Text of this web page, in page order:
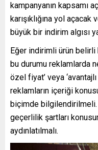
kampanyanın kapsamı
karışıklığına yol
büyük bir indirim algısı
Eğer indirimli ürün belirli
bu durumu reklamlarda
özel fiyat’ veya
reklamların içeriği
biçimde bilgilendirilmeli.
geçerlilik şartları
aydınlatılmalı.